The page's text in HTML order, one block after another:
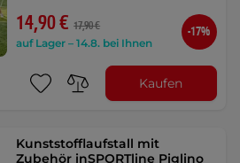
14,90 € 17,90 €
auf Lager – 14.8. bei Ihnen
-17%
Kaufen
Kunststofflaufstall mit
Zubehör inSPORTline Piglino